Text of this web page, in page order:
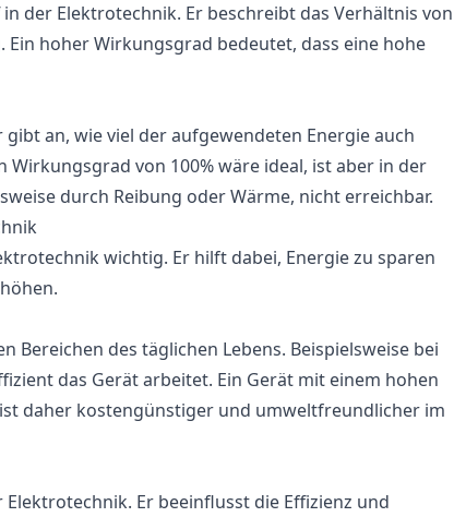
der Elektrotechnik. Er beschreibt das Verhältnis von
hoher Wirkungsgrad bedeutet, dass eine hohe
an, wie viel der aufgewendeten Energie auch
von 100% wäre ideal, ist aber in der
durch Reibung oder Wärme, nicht erreichbar.
wichtig. Er hilft dabei, Energie zu sparen
Bereichen des täglichen Lebens. Beispielsweise bei
das Gerät arbeitet. Ein Gerät mit einem hohen
daher kostengünstiger und umweltfreundlicher im
Er beeinflusst die Effizienz und